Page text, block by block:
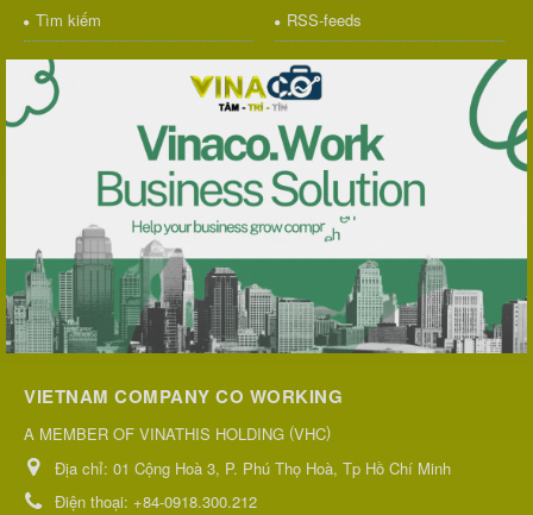
Tìm kiếm
RSS-feeds
VIETNAM COMPANY CO WORKING
A MEMBER OF VINATHIS HOLDING (VHC)
Địa chỉ: 01 Cộng Hoà 3, P. Phú Thọ Hoà, Tp Hồ Chí Minh
Điện thoại: +84-0918.300.212